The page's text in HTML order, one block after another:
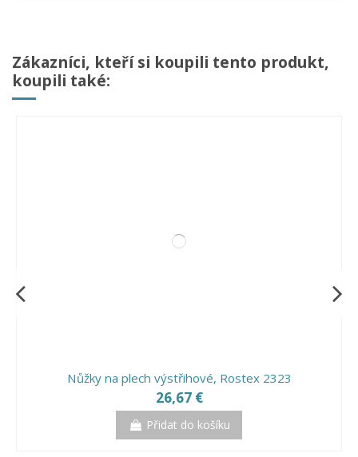
Zákazníci, kteří si koupili tento produkt,
koupili také:
Nůžky na plech výstřihové, Rostex 2323
26,67 €
Přidat do košíku